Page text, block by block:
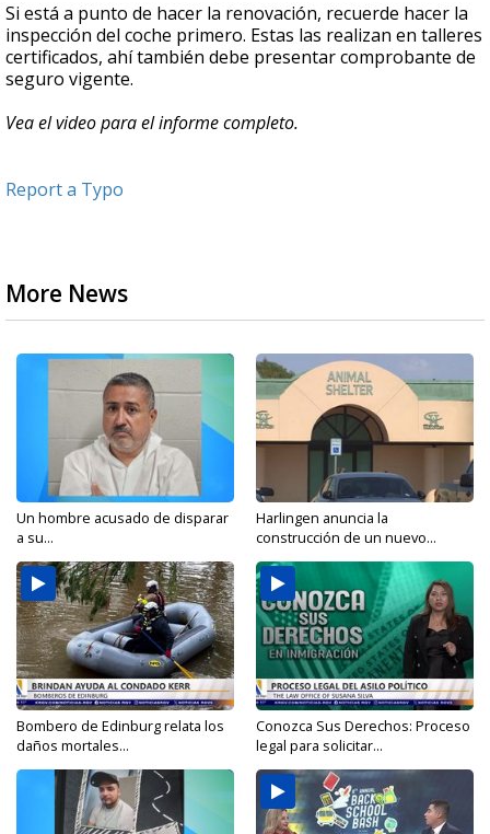
Si está a punto de hacer la renovación, recuerde hacer la
inspección del coche primero. Estas las realizan en talleres
certificados, ahí también debe presentar comprobante de
seguro vigente.
Vea el video para el informe completo.
Report a Typo
More News
Un hombre acusado de disparar
a su...
Harlingen anuncia la
construcción de un nuevo...
Bombero de Edinburg relata los
daños mortales...
Conozca Sus Derechos: Proceso
legal para solicitar...